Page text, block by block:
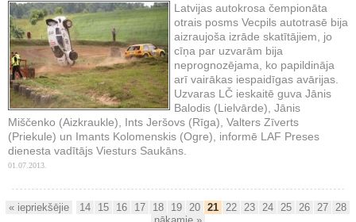
Latvijas autokrosa čempionāta
otrais posms Vecpils autotrasē bija
aizraujoša izrāde skatītājiem, jo
cīņa par uzvarām bija
neprognozējama, ko papildināja
arī vairākas iespaidīgas avārijas.
Uzvaras LČ ieskaitē guva Jānis
Balodis (Lielvārde), Jānis
Miščenko (Aizkraukle), Ints Jeršovs (Rīga), Valters Zīverts
(Priekule) un Imants Kolomenskis (Ogre), informē LAF Preses
dienesta vadītājs Viesturs Saukāns.
01.07.2013.
« iepriekšējie 14 15 16 17 18 19 20 21 22 23 24 25 26 27
28